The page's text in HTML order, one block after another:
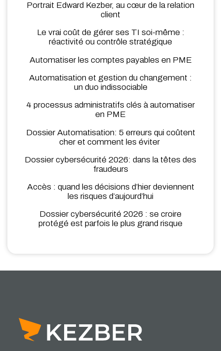
Portrait Edward Kezber, au cœur de la relation
client
Le vrai coût de gérer ses TI soi-même :
réactivité ou contrôle stratégique
Automatiser les comptes payables en PME
Automatisation et gestion du changement :
un duo indissociable
4 processus administratifs clés à automatiser
en PME
Dossier Automatisation: 5 erreurs qui coûtent
cher et comment les éviter
Dossier cybersécurité 2026: dans la têtes des
fraudeurs
Accès : quand les décisions d’hier deviennent
les risques d’aujourd’hui
Dossier cybersécurité 2026 : se croire
protégé est parfois le plus grand risque